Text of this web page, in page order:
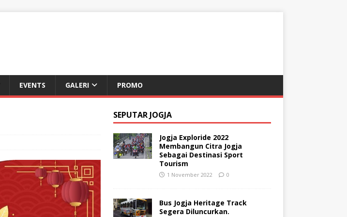
EVENTS GALERI PROMO
SEPUTAR JOGJA
Jogja Exploride 2022
Membangun Citra Jogja
Sebagai Destinasi Sport
Tourism
1 November 2022 0
Bus Jogja Heritage Track
Segera Diluncurkan.